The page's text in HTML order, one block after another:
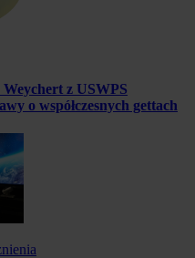
z USWPS
o współczesnych gettach